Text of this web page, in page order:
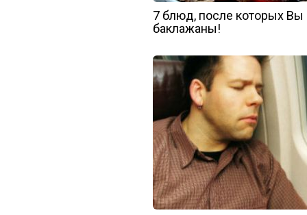
7 блюд, после которых Вы
баклажаны!